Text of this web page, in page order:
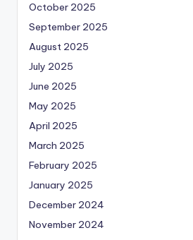
October 2025
September 2025
August 2025
July 2025
June 2025
May 2025
April 2025
March 2025
February 2025
January 2025
December 2024
November 2024